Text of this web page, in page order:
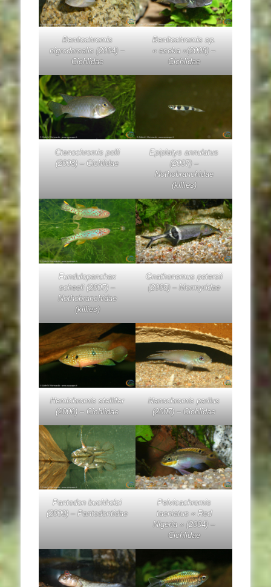
Benitochromis
nigrodorsalis (2004) –
Cichlidae
Benitochromissp.
« eseka »(2008) –
Cichlidae
Ctenochromis polli
(2008) – Cichlidae
Epiplatys annulatus
(2007) –
Nothobranchidae
(killies)
Fundulopanchax
scheeli (2007) –
Nothobranchidae
(killies)
Gnathonemus petersii
(2005) – Mormyridae
Hemichromis stellifer
(2006) – Cichlidae
Nanochromis parilus
(2007) – Cichlidae
Pantodon buchholzi
(2009) – Pantodontidae
Pelvicachromis
taeniatus« Red
Nigeria » (2004) –
Cichlidae